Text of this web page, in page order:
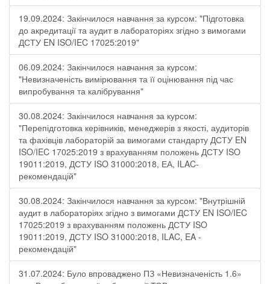
19.09.2024: Закінчилося навчання за курсом: "Підготовка
до акредитації та аудит в лабораторіях згідно з вимогами
ДСТУ EN ISO/IEC 17025:2019"
06.09.2024: Закінчилося навчання за курсом:
"Невизначеність вимірювання та її оцінювання під час
випробування та калібрування"
30.08.2024: Закінчилося навчання за курсом:
"Перепідготовка керівників, менеджерів з якості, аудиторів
та фахівців лабораторій за вимогами стандарту ДСТУ EN
ISO/IEC 17025:2019 з врахуванням положень ДСТУ ISO
19011:2019, ДСТУ ISO 31000:2018, ЕА, ILAC-
рекомендацій"
30.08.2024: Закінчилося навчання за курсом: "Внутрішній
аудит в лабораторіях згідно з вимогами ДСТУ EN ISO/IEC
17025:2019 з врахуванням положень ДСТУ ISO
19011:2019, ДСТУ ISO 31000:2018, ILAC, EA -
рекомендацій"
31.07.2024: Було впроваджено ПЗ «Невизначеність 1.6»